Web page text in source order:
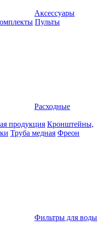
Аксессуары
Пульты
Расходные
продукция Кронштейны,
Труба медная Фреон
Фильтры для воды